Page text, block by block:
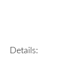
Details: